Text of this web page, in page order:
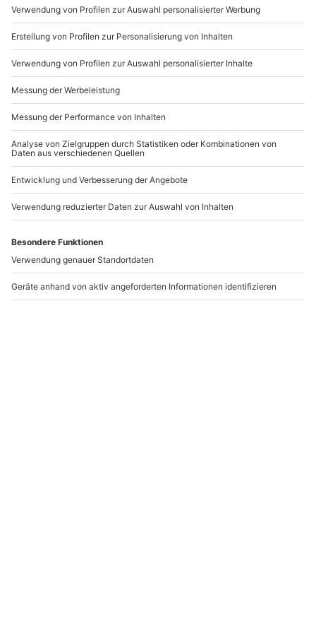
Mo-Fr: 9-17 Uhr
b2b@mydays.de
www.b2b.mydays.de/
Artikelnummer:45931
Andere Produkte entdecken
Nissan GT-R fahren (6
Thermen & SPA Hotels